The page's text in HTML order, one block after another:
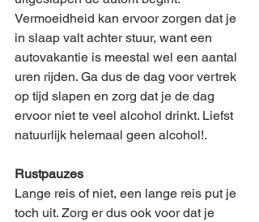
Vermoeidheid kan ervoor zorgen dat je
in slaap valt achter stuur, want een
autovakantie is meestal wel een aantal
uren rijden. Ga dus de dag voor vertrek
op tijd slapen en zorg dat je de dag
ervoor niet te veel alcohol drinkt. Liefst
natuurlijk helemaal geen alcohol!.
Rustpauzes
Lange reis of niet, een lange reis put je
toch uit. Zorg er dus ook voor dat je